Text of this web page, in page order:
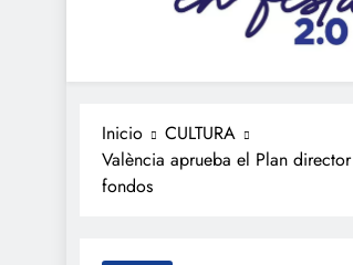
De festa en
Inicio
CULTURA
València aprueba el Plan
fondos